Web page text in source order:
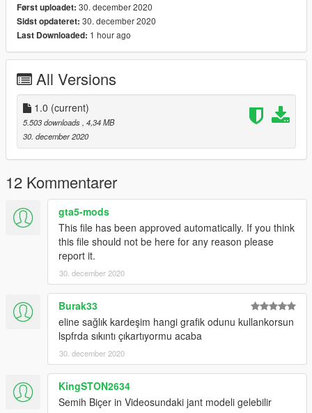
!!!!!!!!!!!!!
--------------------------------------------------------------------------------
----------------------------
English:
2020 Toyota Corolla Turkish Traffic Police Livery
Download the original model here first:
https://www.gta5-mods.com/vehicles/toyota-corolla-2020-add-
on-replace-fivem-ready-template-israeli-police-car
Install: After download and installed as Add-On, put the .YTD
file here:
GTAV > mods > update > x64 > dlcpacks > tchcop > dlc.rpf >
x64 > vehicles.rpf >
Livery/Texture: cngz
It is strictly forbidden to edit, use, change or redistribute the
coatings of the vehicles.
Sanctions will be imposed upon detection. Thanks.
Først uploadet: 30. december 2020
Sidst opdateret: 30. december 2020
Last Downloaded: 1 hour ago
All Versions
1.0 (current)
5.503 downloads , 4,34 MB
30. december 2020
12 Kommentarer
gta5-mods
This file has been approved automatically. If you think
this file should not be here for any reason please
report it.
30. december 2020
Burak33
eline sağlık kardeşim hangi grafik odunu kullankorsun
lspfrda sıkıntı çıkartıyormu acaba
30. december 2020
KingSTON2634
Semih Biçer in Videosundaki jant modeli gelebilir